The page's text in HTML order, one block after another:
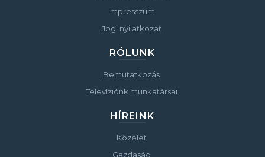
Impresszum
Jogi nyilatkozat
RÓLUNK
Bemutatkozás
Televíziónk munkatársai
HÍREINK
Közélet
Gazdaság